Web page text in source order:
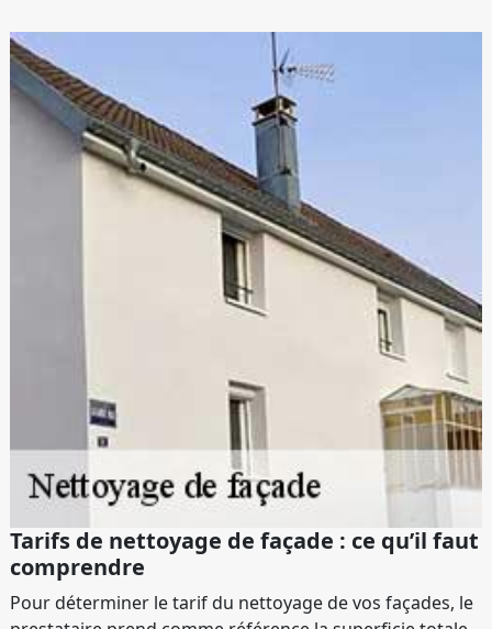
Tarifs de nettoyage de façade : ce qu’il faut
comprendre
Pour déterminer le tarif du nettoyage de vos façades, le